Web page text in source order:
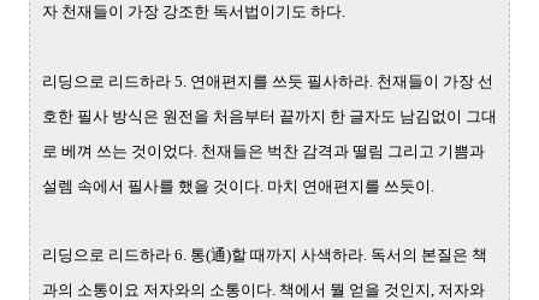
자 천재들이 가장 강조한 독서법이기도 하다.
리딩으로 리드하라 5. 연애편지를 쓰듯 필사하라. 천재들이 가장 선
호한 필사 방식은 원전을 처음부터 끝까지 한 글자도 남김없이 그대
로 베껴 쓰는 것이었다. 천재들은 벅찬 감격과 떨림 그리고 기쁨과
설렘 속에서 필사를 했을 것이다. 마치 연애편지를 쓰듯이.
리딩으로 리드하라 6. 통(通)할 때까지 사색하라. 독서의 본질은 책
과의 소통이요 저자와의 소통이다. 책에서 뭘 얻을 것인지, 저자와